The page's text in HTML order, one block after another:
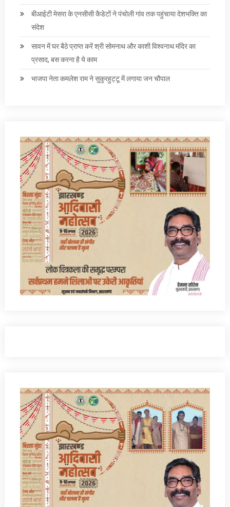
बीआईटी मेसरा के एनसीसी कैडेटों ने पंचोली गांव तक पहुंचाया देशभक्ति का
संदेश
सावन में घर बैठे प्राप्त करें श्री सोमनाथ और काशी विश्वनाथ मंदिर का
प्रसाद, बस करना है ये काम
भाजपा नेता कमलेश राम ने सुकुरहुट्टू में लगाया जन चौपाल